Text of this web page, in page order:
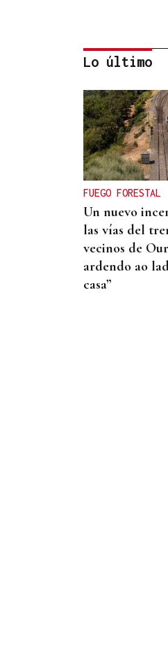
CASI DOS
Ramiro, el
boliviano de
kilómetros en
Limia
Lo último
FUEGO FORESTAL
Un nuevo
las vías del
vecinos de
ardendo ao
casa”